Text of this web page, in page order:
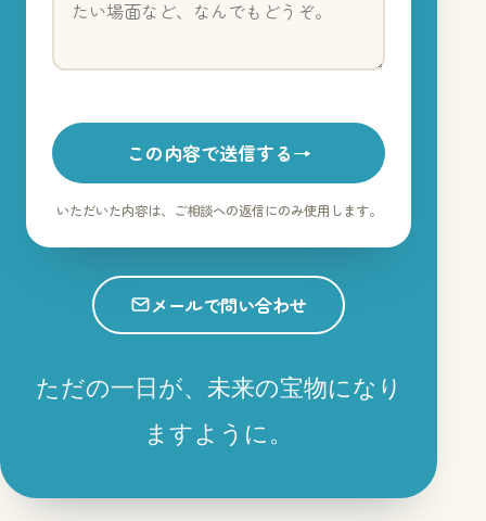
この内容で送信する→
いただいた内容は、ご相談への返信にのみ使用します。
メールで問い合わせ
ただの一日が、未来の宝物になり
ますように。